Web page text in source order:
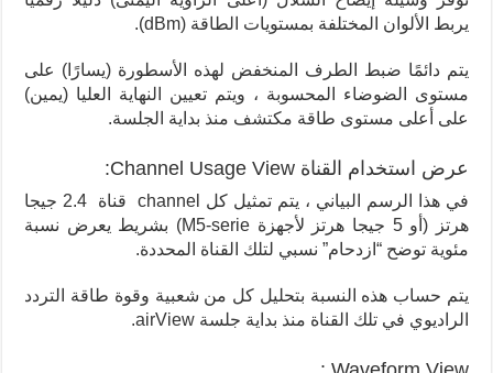
يربط الألوان المختلفة بمستويات الطاقة (dBm).
يتم دائمًا ضبط الطرف المنخفض لهذه الأسطورة (يسارًا) على
مستوى الضوضاء المحسوبة ، ويتم تعيين النهاية العليا (يمين)
على أعلى مستوى طاقة مكتشف منذ بداية الجلسة.
عرض استخدام القناة Channel Usage View:
في هذا الرسم البياني ، يتم تمثيل كل channel قناة 2.4 جيجا
هرتز (أو 5 جيجا هرتز لأجهزة M5-serie) بشريط يعرض نسبة
مئوية توضح “ازدحام” نسبي لتلك القناة المحددة.
يتم حساب هذه النسبة بتحليل كل من شعبية وقوة طاقة التردد
الراديوي في تلك القناة منذ بداية جلسة airView.